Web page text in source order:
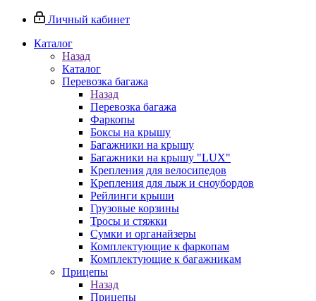
Личный кабинет
Каталог
Назад
Каталог
Перевозка багажа
Назад
Перевозка багажа
Фаркопы
Боксы на крышу
Багажники на крышу
Багажники на крышу "LUX"
Крепления для велосипедов
Крепления для лыж и сноубордов
Рейлинги крыши
Грузовые корзины
Тросы и стяжки
Сумки и органайзеры
Комплектующие к фаркопам
Комплектующие к багажникам
Прицепы
Назад
Прицепы